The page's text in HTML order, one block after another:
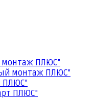
монтаж ПЛЮС"
монтаж ПЛЮС"
ПЛЮС"
ПЛЮС"